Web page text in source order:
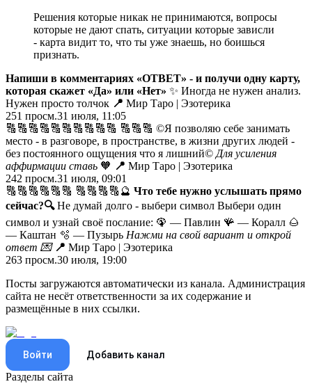
Решения которые никак не принимаются, вопросы
которые не дают спать, ситуации которые зависли
- карта видит то, что ты уже знаешь, но боишься
признать.
Напиши в комментариях «ОТВЕТ» - и получи одну карту,
которая скажет «Да» или «Нет» ✨ Иногда не нужен анализ.
Нужен просто толчок 📍 Мир Таро | Эзотерика
251 просм.31 июля, 11:05
🔠🔠🔠🔠🔠🔠🔠🔠🔠🔠 🔠🔠🔠 ©️Я позволяю себе занимать
место - в разговоре, в пространстве, в жизни других людей -
без постоянного ощущения что я лишний©️ Для усиления
аффирмации ставь 🧡 📍 Мир Таро | Эзотерика
242 просм.31 июля, 09:01
🔠🔠🔠🔠🔠🔠 🔠🔠🔠🔠🔮 Что тебе нужно услышать прямо
сейчас?🔍Не думай долго - выбери символ Выбери один
символ и узнай своё послание: 🦚 — Павлин 🪸 — Коралл 🌰
— Каштан 🫧 — Пузырь Нажми на свой вариант и открой
ответ 💌 📍 Мир Таро | Эзотерика
263 просм.30 июля, 19:00
Посты загружаются автоматически из канала. Администрация
сайта не несёт ответственности за их содержание и
размещённые в них ссылки.
Войти Добавить канал
Разделы сайта